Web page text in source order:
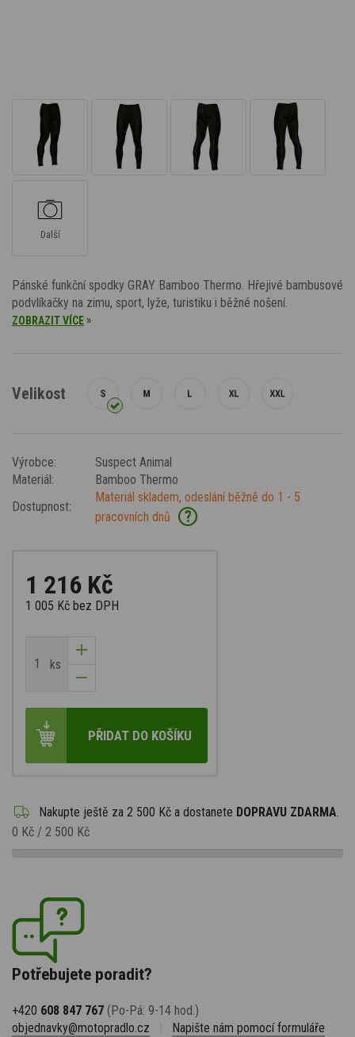
Další
Pánské funkční spodky GRAY Bamboo Thermo. Hřejivé bambusové
podvlíkačky na zimu, sport, lyže, turistiku i běžné nošení.
ZOBRAZIT VÍCE»
Velikost
Výrobce:
Suspect Animal
Materiál:
Bamboo Thermo
Dostupnost:
Materiál skladem, odeslání běžně do 1 - 5
pracovních dnů
?
1 216 Kč
1 005 Kč bez DPH
ks
PŘIDAT DO KOŠÍKU
Nakupte ještě za 2 500 Kč a dostanete DOPRAVU ZDARMA
0 Kč / 2 500 Kč
Potřebujete poradit?
+420 608 847 767 (Po-Pá: 9-14 hod.)
objednavky@motopradlo.cz
Napište nám pomocí formuláře